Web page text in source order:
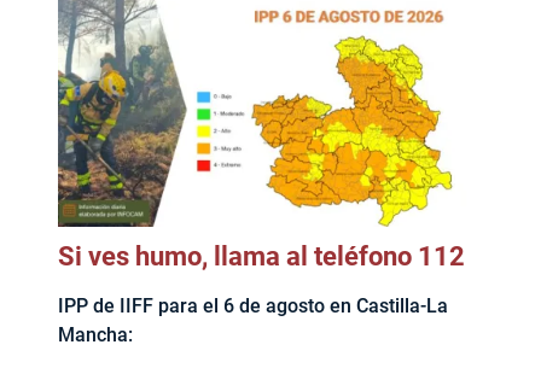
Si ves humo, llama al teléfono 112
IPP de IIFF para el 6 de agosto en Castilla-La
Mancha: